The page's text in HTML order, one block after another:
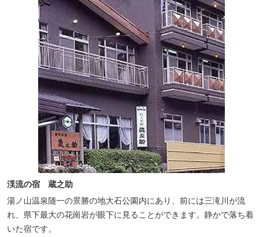
渓流の宿 蔵之助
湯ノ山温泉随一の景勝の地大石公園内にあり、前には三滝川が流
れ、県下最大の花崗岩が眼下に見ることができます。静かで落ち着
いた宿です。